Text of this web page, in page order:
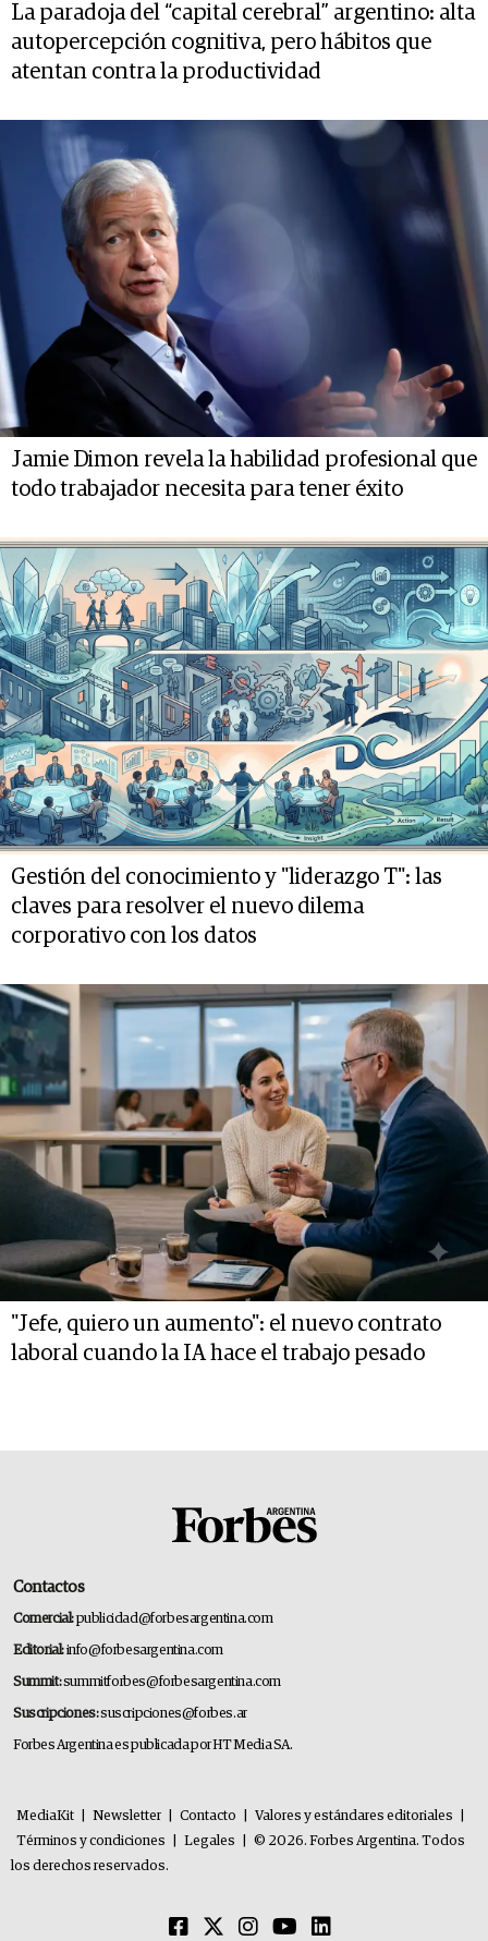
La paradoja del “capital cerebral” argentino: alta
autopercepción cognitiva, pero hábitos que
atentan contra la productividad
Jamie Dimon revela la habilidad profesional que
todo trabajador necesita para tener éxito
Gestión del conocimiento y "liderazgo T": las
claves para resolver el nuevo dilema
corporativo con los datos
"Jefe, quiero un aumento": el nuevo contrato
laboral cuando la IA hace el trabajo pesado
Contactos
Comercial:publicidad@forbesargentina.com
Editorial:info@forbesargentina.com
Summit:summitforbes@forbesargentina.com
Suscripciones:suscripciones@forbes.ar
Forbes Argentina es publicada por HT Media SA.
MediaKit Newsletter Contacto Valores y estándares editoriales
Términos y condiciones
Legales
© 2026. Forbes Argentina. Todos
los derechos reservados.